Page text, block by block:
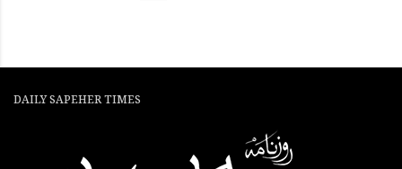
DAILY SAPEHER TIMES